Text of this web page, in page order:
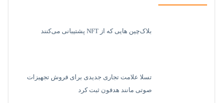
بلاک‌چین هایی که از NFT پشتیبانی می‌کنند
تسلا علامت تجاری جدیدی برای فروش تجهیزات
صوتی مانند هدفون ثبت کرد